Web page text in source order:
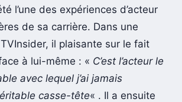
l’une des expériences d’acteur
de sa carrière. Dans une
il plaisante sur le fait
à lui-même : « C’est l’acteur le
avec lequel j’ai jamais
casse-tête« . Il a ensuite